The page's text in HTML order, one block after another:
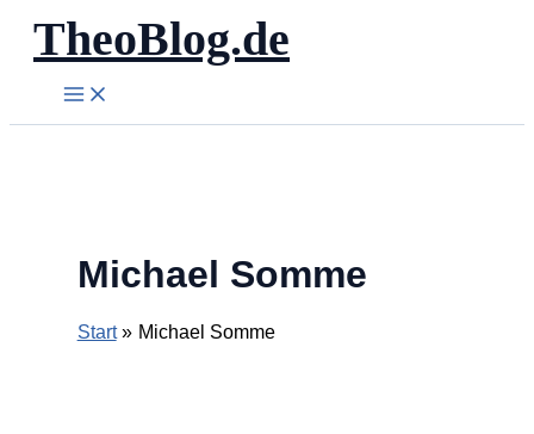
Zum
Inhalt
springen
TheoBlog.de
Michael Somme
Start Michael Somme